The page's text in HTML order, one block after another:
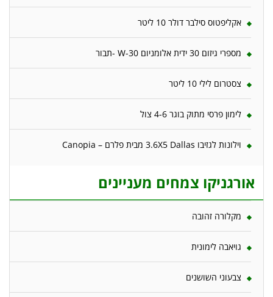
אקליפטוס סילבר דולר 10 ליטר
מספרי גיזום 30 ידית אלומניום W-30 -תבור
צסטרום לילי 10 ליטר
לימון פרסי מתוק בוגר 4-6 צול
וילונות לגזיבו 3.6X5 Dallas מבית פלרם – Canopia
אורגניקו צמחים מעניינים
מקלורה זהובה
גויאבה לימונית
צבעוני השושנים